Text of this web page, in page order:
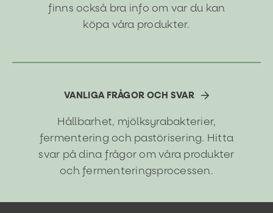
finns också bra info om var du kan
köpa våra produkter.
VANLIGA FRÅGOR OCH SVAR
Hållbarhet, mjölksyrabakterier,
fermentering och pastörisering. Hitta
svar på dina frågor om våra produkter
och fermenteringsprocessen.